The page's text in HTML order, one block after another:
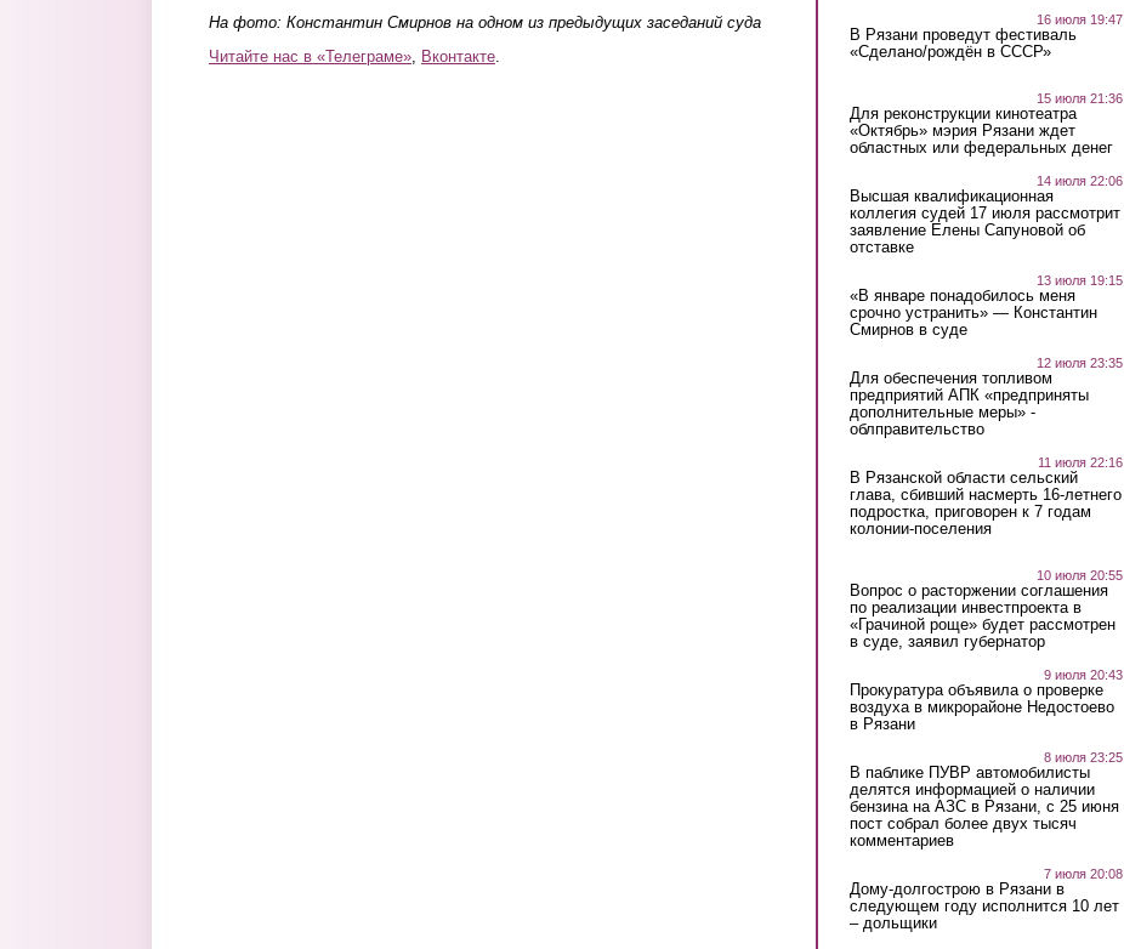
На фото: Константин Смирнов на одном из предыдущих заседаний суда
Читайте нас в «Телеграме», Вконтакте.
16 июля 19:47
В Рязани проведут фестиваль
«Сделано/рождён в СССР»
15 июля 21:36
Для реконструкции кинотеатра
«Октябрь» мэрия Рязани ждет
областных или федеральных денег
14 июля 22:06
Высшая квалификационная
коллегия судей 17 июля рассмотрит
заявление Елены Сапуновой об
отставке
13 июля 19:15
«В январе понадобилось меня
срочно устранить» — Константин
Смирнов в суде
12 июля 23:35
Для обеспечения топливом
предприятий АПК «предприняты
дополнительные меры» -
облправительство
11 июля 22:16
В Рязанской области сельский
глава, сбивший насмерть 16-летнего
подростка, приговорен к 7 годам
колонии-поселения
10 июля 20:55
Вопрос о расторжении соглашения
по реализации инвестпроекта в
«Грачиной роще» будет рассмотрен
в суде, заявил губернатор
9 июля 20:43
Прокуратура объявила о проверке
воздуха в микрорайоне Недостоево
в Рязани
8 июля 23:25
В паблике ПУВР автомобилисты
делятся информацией о наличии
бензина на АЗС в Рязани, с 25 июня
пост собрал более двух тысяч
комментариев
7 июля 20:08
Дому-долгострою в Рязани в
следующем году исполнится 10 лет
– дольщики